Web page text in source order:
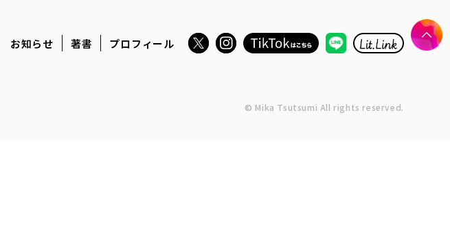
お知らせ 著書 プロフィール
© Mika Tsutsumi All rights reserved.